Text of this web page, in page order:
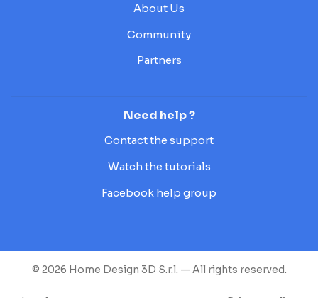
About Us
Community
Partners
Need help ?
Contact the support
Watch the tutorials
Facebook help group
© 2026 Home Design 3D S.r.l. — All rights reserved.